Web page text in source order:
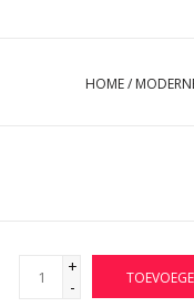
HOME/
+
-